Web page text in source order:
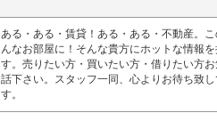
ある・ある・賃貸！ある・ある・不動産。こ
んなお部屋に！そんな貴方にホットな情報を
す。売りたい方・買いたい方・借りたい方
話下さい。スタッフ一同、心よりお待ち致し
す。